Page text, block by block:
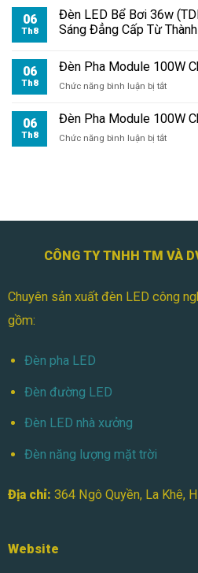
Pha
Module
100W
Sân
06
Th8
Đèn LED Bể Bơi 36w
Sáng Đẳng Cấp Từ
06
Th8
Đèn Pha Module 100W
Chức năng bình luận bị tắtở
Pha
100W
06
Th8
Đèn Pha Module 100W
Chức năng bình luận bị tắtở
Sân
CÔNG TY TNHH TM VÀ
Chuyên sản xuất đèn LED công
gồm:
Đèn pha LED
Đèn đường LED
Đèn LED nhà xưởng
Đèn năng lượng mặt trời
Địa chỉ: 364 Ngô Quyền, La Khê,
Website